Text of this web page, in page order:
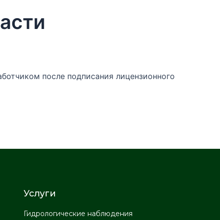
после подписания лицензионного
Услуги
Гидрологические наблюдения